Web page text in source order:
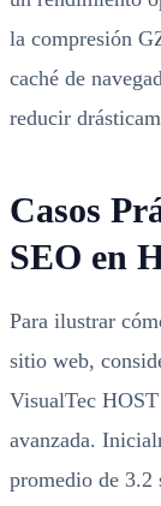
la compresión
caché de
reducir
Casos
SEO en
Para ilustrar
sitio web,
VisualTec
avanzada.
promedio de 3.2